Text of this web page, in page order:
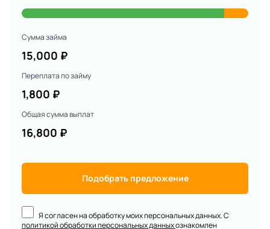
Сумма займа
15,000 ₽
Переплата по займу
1,800 ₽
Общая сумма выплат
16,800 ₽
Подобрать предложение
Я согласен на обработку моих персональных данных. С
политикой обработки персональных данныхознакомлен